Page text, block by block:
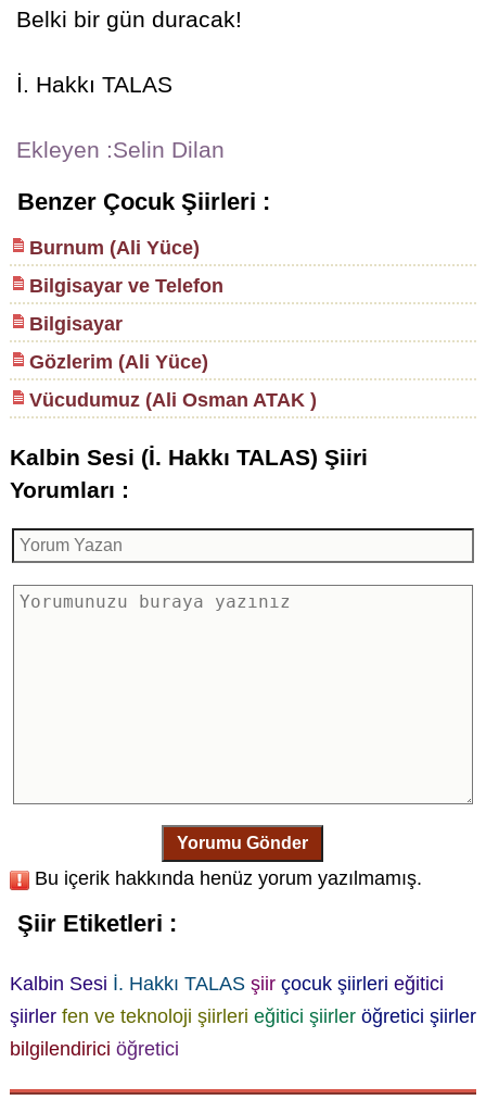
Belki bir gün duracak!
İ. Hakkı TALAS
Ekleyen :Selin Dilan
Benzer Çocuk Şiirleri :
Burnum (Ali Yüce)
Bilgisayar ve Telefon
Bilgisayar
Gözlerim (Ali Yüce)
Vücudumuz (Ali Osman ATAK )
Kalbin Sesi (İ. Hakkı TALAS) Şiiri
Yorumları :
Yorumu Gönder
Bu içerik hakkında henüz yorum yazılmamış.
Şiir Etiketleri :
Kalbin Sesi İ. Hakkı TALAS şiir çocuk şiirleri eğitici
şiirler fen ve teknoloji şiirleri eğitici şiirler öğretici şiirler
bilgilendirici öğretici